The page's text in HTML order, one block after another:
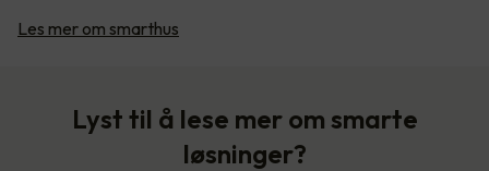
Les mer om smarthus
Lyst til å lese mer om smarte
løsninger?